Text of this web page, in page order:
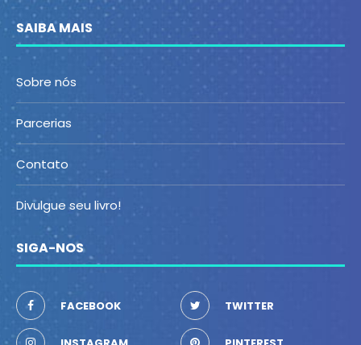
SAIBA MAIS
Sobre nós
Parcerias
Contato
Divulgue seu livro!
SIGA-NOS
FACEBOOK TWITTER